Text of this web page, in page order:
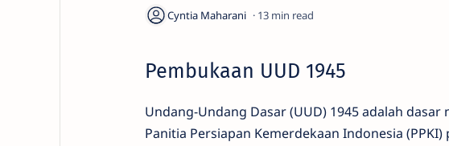
13
Pembukaan UUD 1945
Undang-Undang Dasar (UUD) 1945 adalah
Panitia Persiapan Kemerdekaan Indonesia (PPKI)